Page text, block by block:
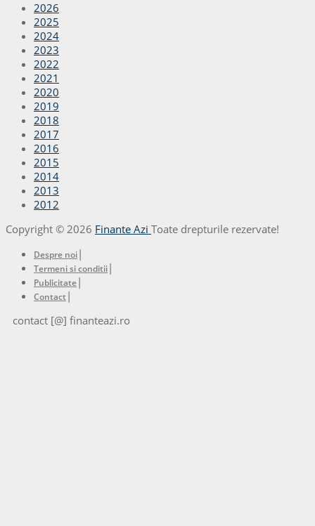
2026
2025
2024
2023
2022
2021
2020
2019
2018
2017
2016
2015
2014
2013
2012
Copyright © 2026 Finante Azi Toate drepturile rezervate!
Despre noi|
Termeni si conditii|
Publicitate|
Contact|
contact [@] finanteazi.ro